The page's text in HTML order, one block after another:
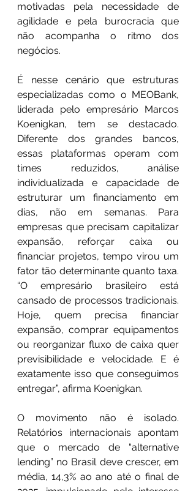
motivadas pela necessidade de
agilidade e pela burocracia que
não acompanha o ritmo dos
negócios.
É nesse cenário que estruturas
especializadas como o MEOBank,
liderada pelo empresário Marcos
Koenigkan, tem se destacado.
Diferente dos grandes bancos,
essas plataformas operam com
times reduzidos, análise
individualizada e capacidade de
estruturar um financiamento em
dias, não em semanas. Para
empresas que precisam capitalizar
expansão, reforçar caixa ou
financiar projetos, tempo virou um
fator tão determinante quanto taxa.
“O empresário brasileiro está
cansado de processos tradicionais.
Hoje, quem precisa financiar
expansão, comprar equipamentos
ou reorganizar fluxo de caixa quer
previsibilidade e velocidade. E é
exatamente isso que conseguimos
entregar”, afirma Koenigkan.
O movimento não é isolado.
Relatórios internacionais apontam
que o mercado de “alternative
lending” no Brasil deve crescer, em
média, 14,3% ao ano até o final de